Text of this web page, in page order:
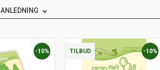
ANLEDNING
-10% TILBUD -10%